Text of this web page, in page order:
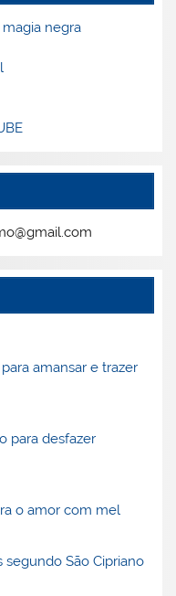
negra
amansar e trazer
para desfazer
o amor com mel
São Cipriano